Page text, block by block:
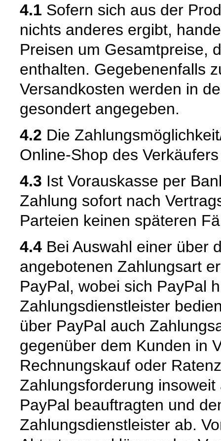
4.1 Sofern sich aus der
nichts anderes ergibt,
Preisen um Gesamtpreise,
enthalten. Gegebenenfalls
Versandkosten werden in
gesondert angegeben.
4.2 Die
Online-Shop des
4.3 Ist Vorauskasse per
Zahlung sofort nach
Parteien keinen späteren
4.4 Bei Auswahl einer über
angebotenen Zahlungsart
PayPal, wobei sich PayPal
Zahlungsdienstleister
über PayPal auch
gegenüber dem Kunden in
Rechnungskauf oder
Zahlungsforderung
PayPal beauftragten und
Zahlungsdienstleister ab.